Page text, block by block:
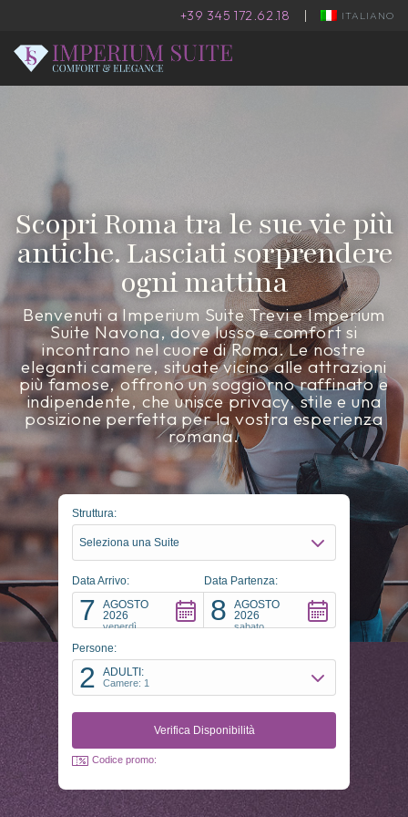
+39 345 172.62.18 | ITALIANO
Scopri Roma tra le sue vie più
antiche. Lasciati sorprendere
ogni mattina
Benvenuti a Imperium Suite Trevi e Imperium
Suite Navona, dove lusso e comfort si
incontrano nel cuore di Roma. Le nostre
eleganti camere, situate vicino alle attrazioni
più famose, offrono un soggiorno raffinato e
indipendente, che unisce privacy, stile e una
posizione perfetta per la vostra esperienza
romana.
Struttura:
Seleziona una Suite
Data Arrivo:
7
AGOSTO
2026
venerdì
Data Partenza:
8
AGOSTO
2026
sabato
Persone:
2 ADULTI:
Camere: 1
Codice promo: